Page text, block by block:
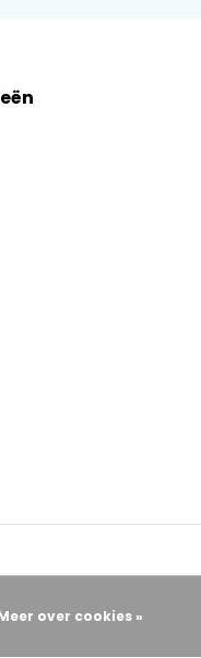
over cookies »